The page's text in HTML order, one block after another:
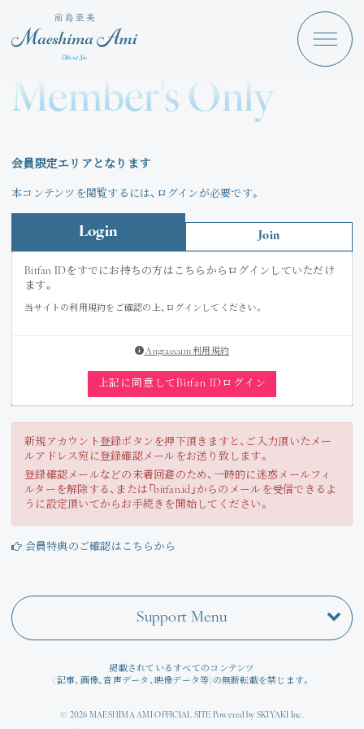
Maeshima Ami Discography
News
Profile
Store
Join
Photo
Movie
Wallpaper
Voice
回想録
Member's Only
会員限定エリアとなります
本コンテンツを閲覧するには、ログインが必要です。
Login Join
Bitfan IDをすでにお持ちの方はこちらからログインしていただけ
ます。
当サイトの利用規約をご確認の上、ログインしてください。
Angraecum 利用規約
上記に同意してBitfan IDログイン
新規アカウント登録ボタンを押下頂きますと、ご入力頂いたメー
ルアドレス宛に登録確認メールをお送り致します。
登録確認メールなどの未着回避のため、一時的に迷惑メールフィ
ルターを解除する、または「bitfan.id」からのメールを受信できるよ
うに設定頂いてからお手続きを開始してください。
会員特典のご確認はこちらから
Support Menu
掲載されているすべてのコンテンツ
(記事、画像、音声データ、映像データ等)の無断転載を禁じます。
© 2026 MAESHIMA AMI OFFICIAL SITE Powered by SKIYAKI Inc.